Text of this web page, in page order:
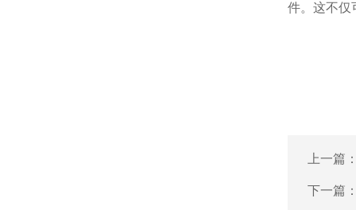
件。这不仅
上一篇
下一篇